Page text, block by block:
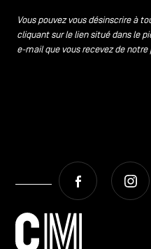
Vous pouvez vous désinscrire à
cliquant sur le lien situé dans le
e-mail que vous recevez de notre
Facebook